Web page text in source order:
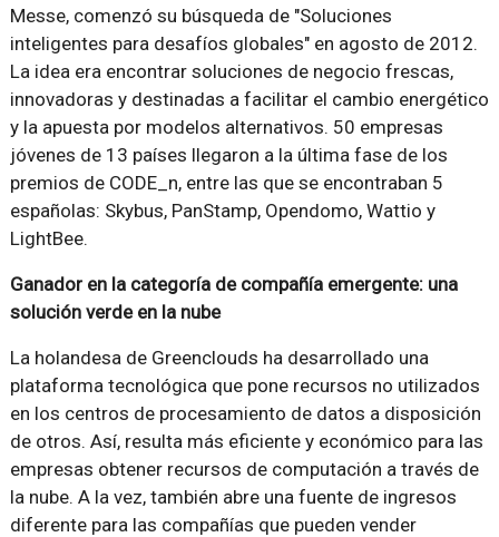
Messe, comenzó su búsqueda de "Soluciones
inteligentes para desafíos globales" en agosto de 2012.
La idea era encontrar soluciones de negocio frescas,
innovadoras y destinadas a facilitar el cambio energético
y la apuesta por modelos alternativos. 50 empresas
jóvenes de 13 países llegaron a la última fase de los
premios de CODE_n, entre las que se encontraban 5
españolas: Skybus, PanStamp, Opendomo, Wattio y
LightBee.
Ganador en la categoría de compañía emergente: una
solución verde en la nube
La holandesa de Greenclouds ha desarrollado una
plataforma tecnológica que pone recursos no utilizados
en los centros de procesamiento de datos a disposición
de otros. Así, resulta más eficiente y económico para las
empresas obtener recursos de computación a través de
la nube. A la vez, también abre una fuente de ingresos
diferente para las compañías que pueden vender